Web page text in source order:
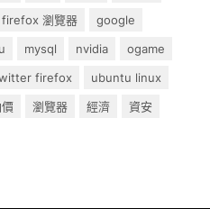
firefox 瀏覽器
google
mysql nvidia
ogame
firefox
ubuntu linux
瀏覽器 經濟
資安